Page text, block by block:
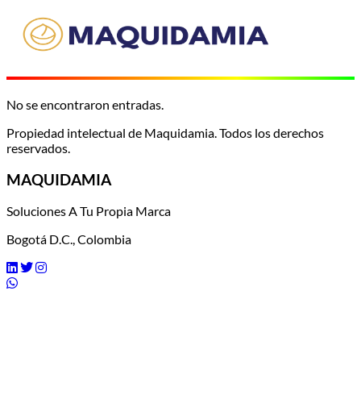
No se encontraron entradas.
Propiedad intelectual de Maquidamia. Todos los derechos
reservados.
MAQUIDAMIA
Soluciones A Tu Propia Marca
Bogotá D.C., Colombia